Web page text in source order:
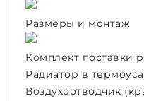
Размеры и монтаж
Комплект поставки
Радиатор в
Воздухоотводчик